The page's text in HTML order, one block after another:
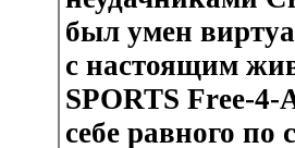
был умен
с настоящим
SPORTS Free-4-
себе равного по